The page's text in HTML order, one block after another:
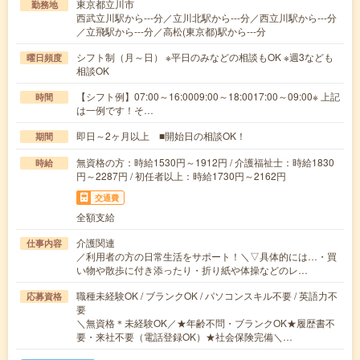
勤務地
東京都立川市
西武立川駅から---分／立川北駅から---分／西立川駅から---分
／立飛駅から---分／高松(東京都)駅から---分
曜日頻度
シフト制（月～日） ※平日のみなどの相談もOK ※週3なども
相談OK
時間
【シフト例】07:00～16:0009:00～18:0017:00～09:00※ 上記
は一例です！そ…
期間 即日～2ヶ月以上 ■開始日の相談OK！
時給
無資格の方：時給1530円～1912円 / 介護福祉士：時給1830
円～2287円 / 初任者以上：時給1730円～2162円
交通費
全額支給
仕事内容
介護関連
／利用者の方の日常生活をサポート！＼▽具体的には…・買
い物や散歩に付き添ったり・折り紙や体操などのレ…
応募資格
職種未経験OK / ブランクOK / パソコンスキル不要 / 英語力不
要
＼無資格＊未経験OK／★年齢不問・ブランクOK★履歴書不
要・来社不要（電話登録OK）★社会保険完備＼…